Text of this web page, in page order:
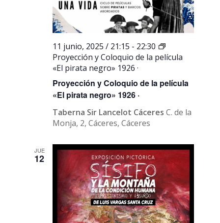
Proyección y Coloquio de la película
«El pirata negro» 1926 ·
11 junio, 2025 / 21:15 - 22:30
Proyección y Coloquio de la película
«El pirata negro» 1926 ·
Taberna Sir Lancelot CáceresC. de la
Monja, 2, Cáceres, Cáceres
JUE
12